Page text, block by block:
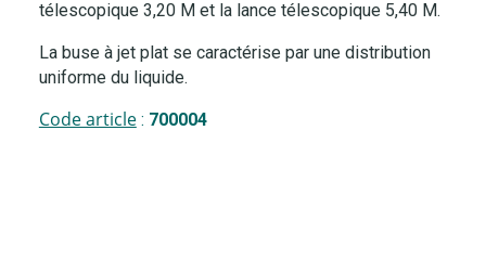
télescopique 3,20 M et la lance télescopique 5,40 M.
La buse à jet plat se caractérise par une distribution
uniforme du liquide.
Code article: 700004